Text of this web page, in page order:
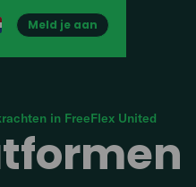
Meld je aan
in FreeFlex United